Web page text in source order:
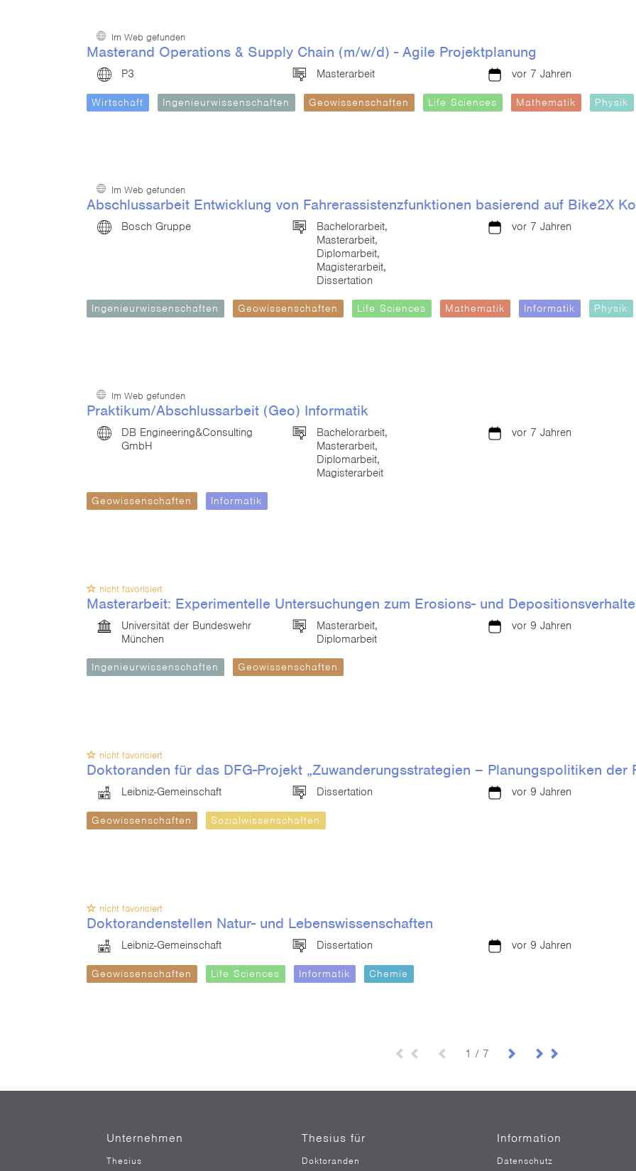
Im Web gefunden
Masterand Operations & Supply Chain (m/w/d) - Agile Projektplanung
P3 Masterarbeit vor 7 Jahren
Wirtschaft Ingenieurwissenschaften Geowissenschaften Life Sciences Mathematik Physik
Im Web gefunden
Abschlussarbeit Entwicklung von Fahrerassistenzfunktionen basierend auf Bike2X
Bosch Gruppe
Bachelorarbeit,
Masterarbeit,
Diplomarbeit,
Magisterarbeit,
Dissertation
vor 7 Jahren
Ingenieurwissenschaften Geowissenschaften Life Sciences Mathematik Informatik Physik
Im Web gefunden
Praktikum/Abschlussarbeit (Geo) Informatik
DB Engineering&Consulting
GmbH
Bachelorarbeit,
Masterarbeit,
Diplomarbeit,
Magisterarbeit
vor 7 Jahren
Geowissenschaften Informatik
nicht favorisiert
Masterarbeit: Experimentelle Untersuchungen zum Erosions- und
Universität der Bundeswehr
München
Masterarbeit,
Diplomarbeit
vor 9 Jahren
Ingenieurwissenschaften Geowissenschaften
nicht favorisiert
Doktoranden für das DFG-Projekt „Zuwanderungsstrategien – Planungspolitiken der
Leibniz-Gemeinschaft Dissertation vor 9 Jahren
Geowissenschaften Sozialwissenschaften
nicht favorisiert
Doktorandenstellen Natur- und Lebenswissenschaften
Leibniz-Gemeinschaft Dissertation vor 9 Jahren
Geowissenschaften Life Sciences Informatik Chemie
1 / 7
Unternehmen
Thesius
Thesius für
Doktoranden
Information
Datenschutz